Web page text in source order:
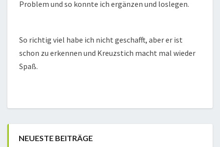
Problem und so konnte ich ergänzen und loslegen.
So richtig viel habe ich nicht geschafft, aber er ist
schon zu erkennen und Kreuzstich macht mal wieder
Spaß.
NEUESTE BEITRÄGE